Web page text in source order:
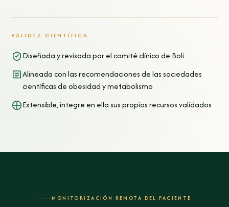
VALIDEZ CIENTÍFICA
Diseñada y revisada por el comité clínico de Boli
Alineada con las recomendaciones de las sociedades
científicas de obesidad y metabolismo
Extensible, integre en ella sus propios recursos validados
MONITORIZACIÓN REMOTA DEL PACIENTE